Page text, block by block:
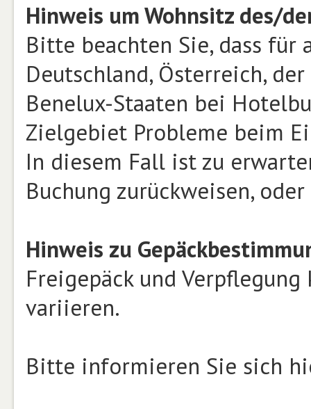
Hinweis um Wohnsitz des/
Bitte beachten Sie, dass für
Deutschland, Österreich,
Benelux-Staaten bei
Zielgebiet Probleme beim
In diesem Fall ist zu
Buchung zurückweisen,
Hinweis zu
Freigepäck und
variieren.
Bitte informieren Sie sich